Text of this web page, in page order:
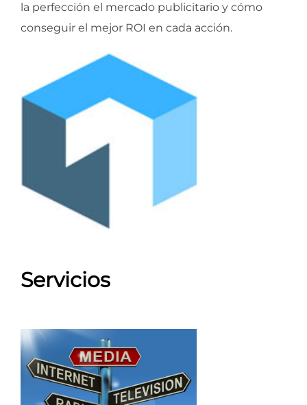
la perfección el mercado publicitario y cómo
conseguir el mejor ROI en cada acción.
Servicios